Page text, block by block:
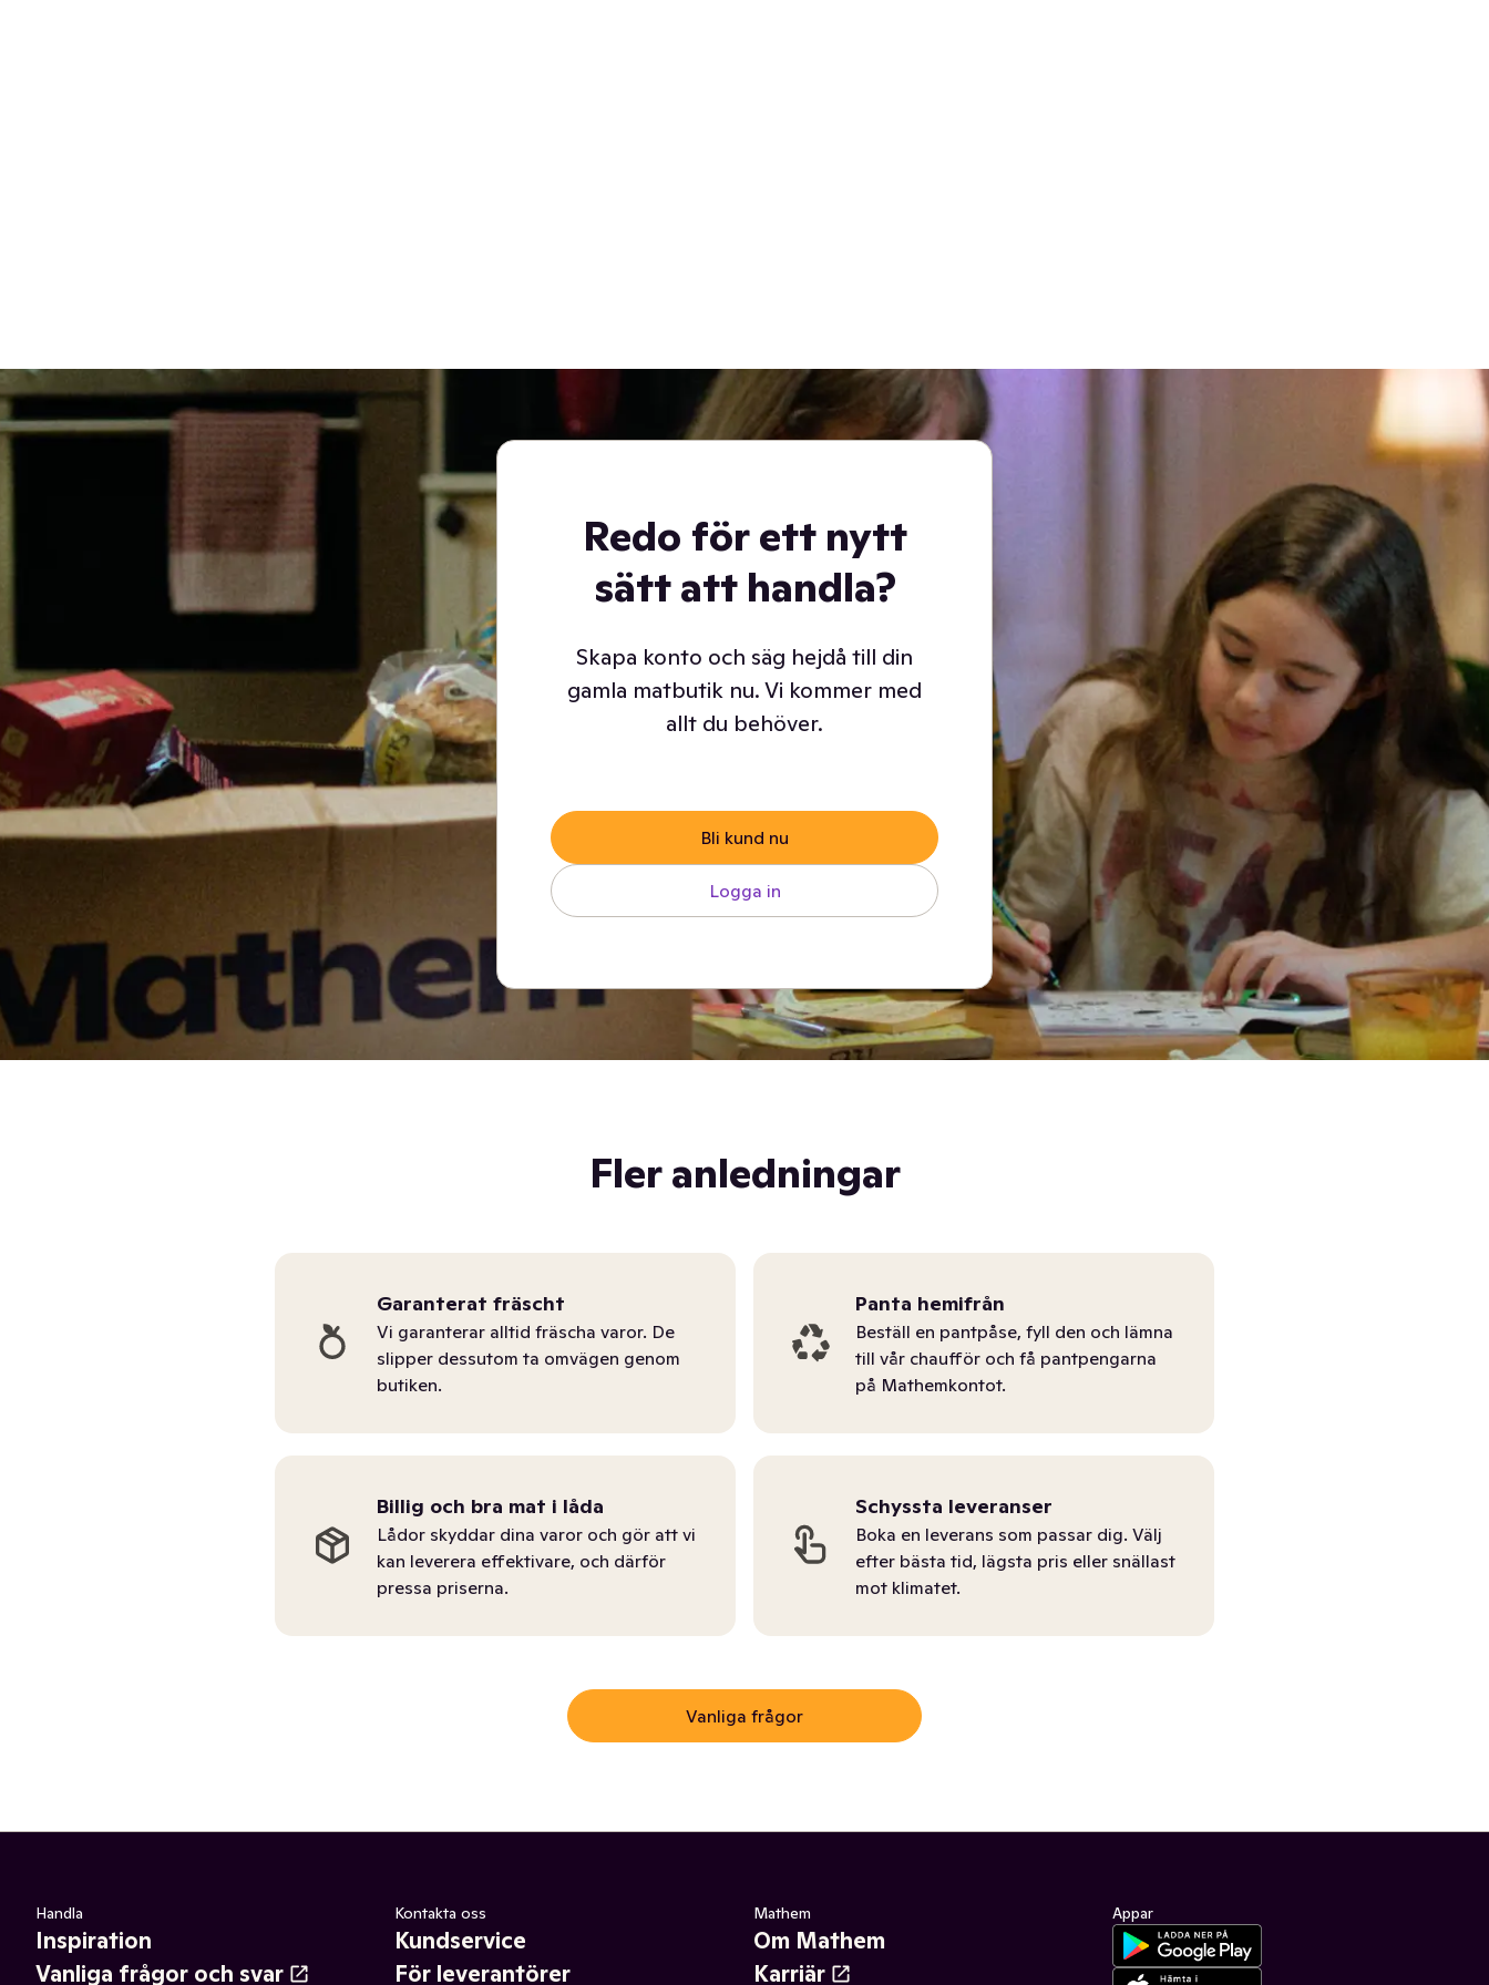
Redo för ett nytt
sätt att handla?
Skapa konto och säg hejdå till din
gamla matbutik nu. Vi kommer med
allt du behöver.
Bli kund nu
Logga in
Fler anledningar
Garanterat fräscht
Vi garanterar alltid fräscha varor. De
slipper dessutom ta omvägen genom
butiken.
Panta hemifrån
Beställ en pantpåse, fyll den och lämna
till vår chaufför och få pantpengarna
på Mathemkontot.
Billig och bra mat i låda
Lådor skyddar dina varor och gör att vi
kan leverera effektivare, och därför
pressa priserna.
Schyssta leveranser
Boka en leverans som passar dig. Välj
efter bästa tid, lägsta pris eller snällast
mot klimatet.
Vanliga frågor
Handla
Inspiration
Vanliga frågor och svar
Kontakta oss
Kundservice
För leverantörer
Mathem
Om Mathem
Karriär
Appar